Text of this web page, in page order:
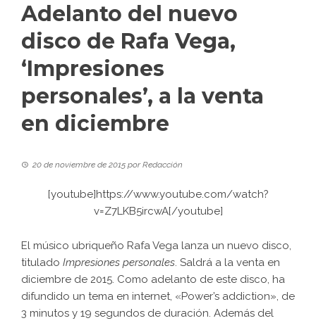
Adelanto del nuevo
disco de Rafa Vega,
‘Impresiones
personales’, a la venta
en diciembre
20 de noviembre de 2015 porRedacción
[youtube]https://www.youtube.com/watch?
v=Z7LKB5ircwA[/youtube]
El músico ubriqueño Rafa Vega lanza un nuevo disco,
titulado Impresiones personales. Saldrá a la venta en
diciembre de 2015. Como adelanto de este disco, ha
difundido un tema en internet, «Power’s addiction», de
3 minutos y 19 segundos de duración. Además del